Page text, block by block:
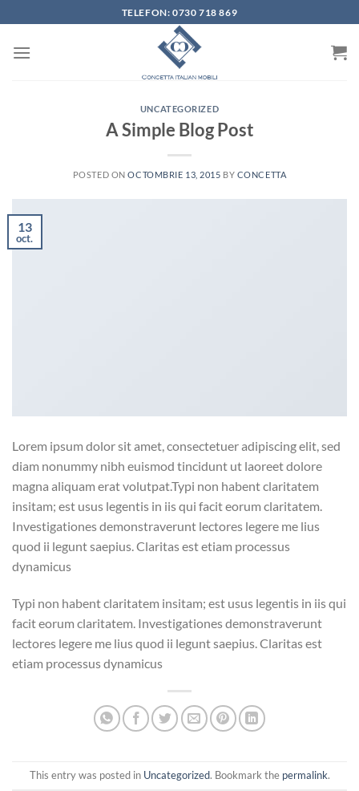
to
content
TELEFON: 0730 718 869
UNCATEGORIZED
A Simple Blog Post
POSTED ONOCTOMBRIE 13, 2015 BY CONCETTA
13
oct.
Lorem ipsum dolor sit amet, consectetuer adipiscing elit, sed
diam nonummy nibh euismod tincidunt ut laoreet dolore
magna aliquam erat volutpat.Typi non habent claritatem
insitam; est usus legentis in iis qui facit eorum claritatem.
Investigationes demonstraverunt lectores legere me lius
quod ii legunt saepius. Claritas est etiam processus
dynamicus
Typi non habent claritatem insitam; est usus legentis in iis qui
facit eorum claritatem. Investigationes demonstraverunt
lectores legere me lius quod ii legunt saepius. Claritas est
etiam processus dynamicus
This entry was posted in Uncategorized. Bookmark the permalink.